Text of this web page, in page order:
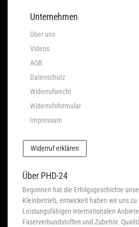
Unternehmen
Über uns
Videos
AGB
Datenschutz
Widerrufsrecht
Widerrufsformular
Impressum
Widerruf erklären
Über PHD-24
Begonnen hat die Erfolgsgeschichte
Kleinbetrieb, entwickelt haben wir uns zu
Leistungsfähigen internationalen
Faserverbundstoffen und Zubehör.